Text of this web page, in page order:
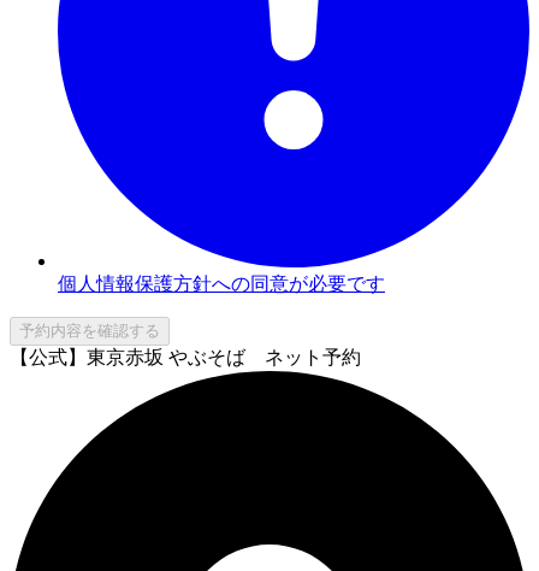
個人情報保護方針への同意が必要です
予約内容を確認する
【公式】東京赤坂 やぶそば ネット予約